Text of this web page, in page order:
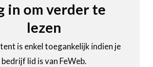
in om verder te
lezen
is enkel toegankelijk indien je
bedrijf lid is van FeWeb.